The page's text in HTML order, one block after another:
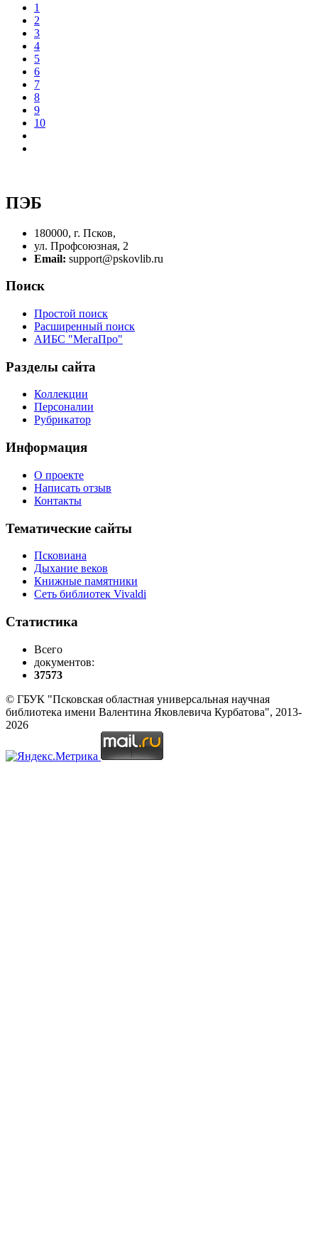
1
2
3
4
5
6
7
8
9
10
ПЭБ
180000, г. Псков,
ул. Профсоюзная, 2
Email: support@pskovlib.ru
Поиск
Простой поиск
Расширенный поиск
АИБС "МегаПро"
Разделы сайта
Коллекции
Персоналии
Рубрикатор
Информация
О проекте
Написать отзыв
Контакты
Тематические сайты
Псковиана
Дыхание веков
Книжные памятники
Сеть библиотек Vivaldi
Статистика
Всего
документов:
37573
© ГБУК "Псковская областная универсальная научная
библиотека имени Валентина Яковлевича Курбатова", 2013-
2026